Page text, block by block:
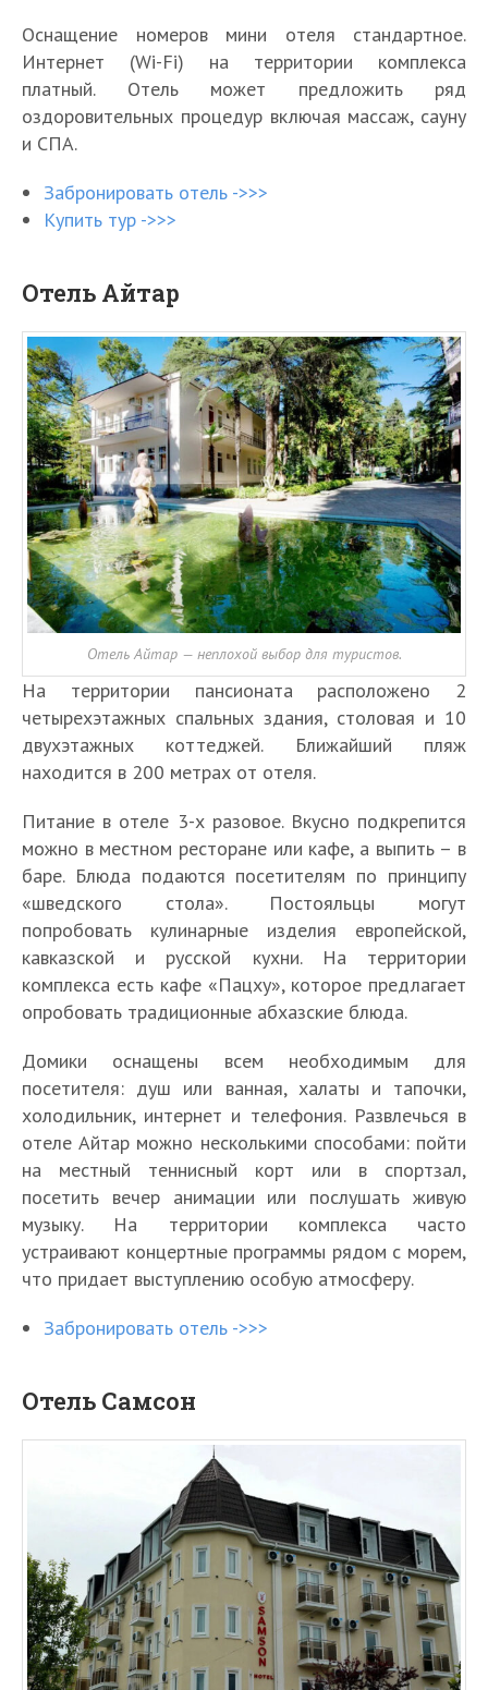
Оснащение номеров мини отеля стандартное.
Интернет (Wi-Fi) на территории комплекса
платный. Отель может предложить ряд
оздоровительных процедур включая массаж, сауну
и СПА.
Забронировать отель ->>>
Купить тур ->>>
Отель Айтар
Отель Айтар — неплохой выбор для туристов.
На территории пансионата расположено 2
четырехэтажных спальных здания, столовая и 10
двухэтажных коттеджей. Ближайший пляж
находится в 200 метрах от отеля.
Питание в отеле 3-х разовое. Вкусно подкрепится
можно в местном ресторане или кафе, а выпить – в
баре. Блюда подаются посетителям по принципу
«шведского стола». Постояльцы могут
попробовать кулинарные изделия европейской,
кавказской и русской кухни. На территории
комплекса есть кафе «Пацху», которое предлагает
опробовать традиционные абхазские блюда.
Домики оснащены всем необходимым для
посетителя: душ или ванная, халаты и тапочки,
холодильник, интернет и телефония. Развлечься в
отеле Айтар можно несколькими способами: пойти
на местный теннисный корт или в спортзал,
посетить вечер анимации или послушать живую
музыку. На территории комплекса часто
устраивают концертные программы рядом с морем,
что придает выступлению особую атмосферу.
Забронировать отель ->>>
Отель Самсон